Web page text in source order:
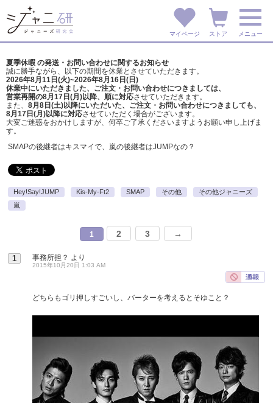
マイページ ストア メニュー
夏季休暇 の発送・お問い合わせに関するお知らせ
誠に勝手ながら、以下の期間を休業とさせていただきます。
2026年8月11日(火)~2026年8月16日(日)
休業中にいただきました、ご注文・お問い合わせにつきましては、
営業再開の8月17日(月)以降、順に対応させていただきます。
また、 8月8日(土)以降にいただいた、ご注文・ お問い合わせにつきましても、
8月17日(月)以降に対応させていただく場合がございます。
大変ご迷惑をおかけしますが、 何卒ご了承くださいますようお願い申し上げま
す。
SMAPの後継者はキスマイで、嵐の後継者はJUMPなの？
Hey!Say!JUMP Kis-My-Ft2 SMAP その他
その他ジャニーズ
嵐
1 2 3 →
1 事務所担？ より
2015年10月20日 1:03 AM
どちらもゴリ押しすごいし、バーターを考えるとそゆこと？